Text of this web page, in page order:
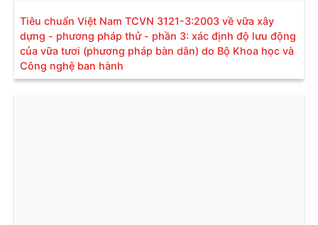
Tiêu chuẩn Việt Nam TCVN 3121-3:2003 về vữa xây
dựng - phương pháp thử - phần 3: xác định độ lưu động
của vữa tươi (phương pháp bàn dằn) do Bộ Khoa học và
Công nghệ ban hành